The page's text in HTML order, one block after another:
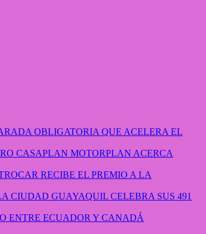
OBLIGATORIA QUE ACELERA EL
CASAPLAN MOTORPLAN ACERCA
RECIBE EL PREMIO A LA
GUAYAQUIL CELEBRA SUS 491
ENTRE ECUADOR Y CANADÁ